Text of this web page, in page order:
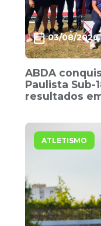
03/08/2026
ABDA
Paulista Sub-
resultados
ATLETISMO